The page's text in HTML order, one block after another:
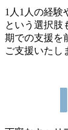
おり
につい
内、
者の希
ます。
プメ
積む
1人1人の経験
という選択肢
期での支援を
ご支援いたし